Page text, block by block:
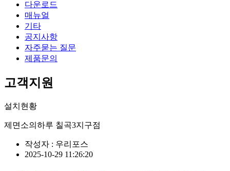
다운로드
매뉴얼
기타
공지사항
자주묻는 질문
제품문의
고객지원
설치현황
제면소의하루 칠곡3지구점
작성자 : 우리포스
2025-10-29 11:26:20